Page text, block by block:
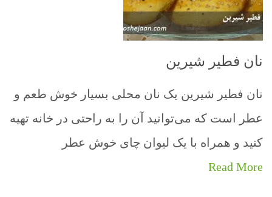
نان فطیر شیرین
نان فطیر شیرین یک نان محلی بسیار خوش طعم و
عطر است که می‌توانید آن را به راحتی در خانه تهیه
کنید و همراه با یک لیوان چای خوش عطر
Read More